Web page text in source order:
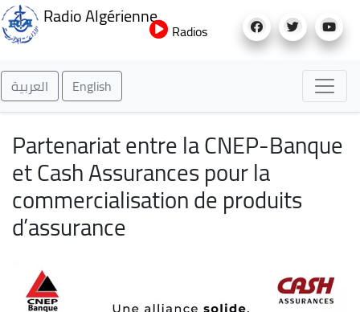
au
Radio Algérienne
Radios
العربية English
Partenariat entre la CNEP-Banque
et Cash Assurances pour la
commercialisation de produits
d’assurance